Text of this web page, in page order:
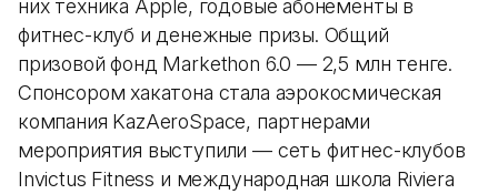
них техника Apple, годовые абонементы в
фитнес-клуб и денежные призы. Общий
призовой фонд Markethon 6.0 — 2,5 млн тенге.
Спонсором хакатона стала аэрокосмическая
компания KazAeroSpace, партнерами
мероприятия выступили — сеть фитнес-клубов
Invictus Fitness и международная школа Riviera